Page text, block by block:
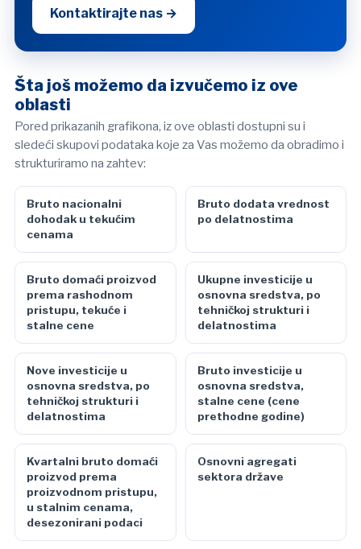
Kontaktirajte nas →
Šta još možemo da izvučemo iz ove
oblasti
Pored prikazanih grafikona, iz ove oblasti dostupni su i
sledeći skupovi podataka koje za Vas možemo da obradimo i
strukturiramo na zahtev:
Bruto nacionalni
dohodak u tekućim
cenama
Bruto dodata vrednost
po delatnostima
Bruto domaći proizvod
prema rashodnom
pristupu, tekuće i
stalne cene
Ukupne investicije u
osnovna sredstva, po
tehničkoj strukturi i
delatnostima
Nove investicije u
osnovna sredstva, po
tehničkoj strukturi i
delatnostima
Bruto investicije u
osnovna sredstva,
stalne cene (cene
prethodne godine)
Kvartalni bruto domaći
proizvod prema
proizvodnom pristupu,
u stalnim cenama,
desezonirani podaci
Osnovni agregati
sektora države